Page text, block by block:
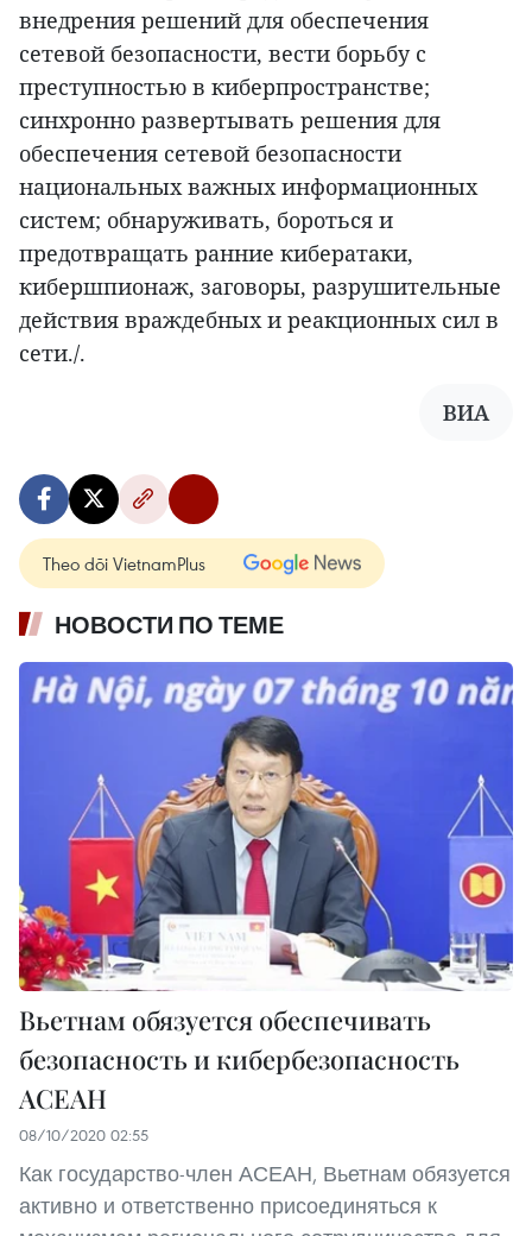
внедрения решений для обеспечения
сетевой безопасности, вести борьбу с
преступностью в киберпространстве;
синхронно развертывать решения для
обеспечения сетевой безопасности
национальных важных информационных
систем; обнаруживать, бороться и
предотвращать ранние кибератаки,
кибершпионаж, заговоры, разрушительные
действия враждебных и реакционных сил в
сети./.
ВИА
Theo dõi VietnamPlus
НОВОСТИ ПО ТЕМЕ
Вьетнам обязуется обеспечивать
безопасность и кибербезопасность
АСЕАН
08/10/2020 02:55
Как государство-член АСЕАН, Вьетнам обязуется
активно и ответственно присоединяться к